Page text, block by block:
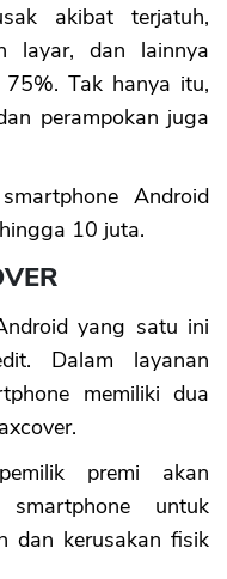
akibat terjatuh,
layar, dan lainnya
Tak hanya itu,
perampokan juga
Android
10 juta.
yang satu ini
Dalam layanan
memiliki dua
premi akan
smartphone untuk
dan kerusakan fisik